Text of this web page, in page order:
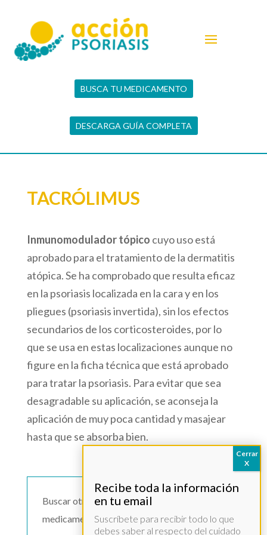
BUSCA TU MEDICAMENTO
DESCARGA GUÍA COMPLETA
TACRÓLIMUS
Inmunomodulador tópico cuyo uso está
aprobado para el tratamiento de la dermatitis
atópica. Se ha comprobado que resulta eficaz
en la psoriasis localizada en la cara y en los
pliegues (psoriasis invertida), sin los efectos
secundarios de los corticosteroides, por lo
que se usa en estas localizaciones aunque no
figure en la ficha técnica que está aprobado
para tratar la psoriasis. Para evitar que sea
desagradable su aplicación, se aconseja la
aplicación de muy poca cantidad y masajear
hasta que se absorba bien.
Buscar otro
medicamento >>Suscríbete para recibir todo lo que
debes saber al respecto del cuidado